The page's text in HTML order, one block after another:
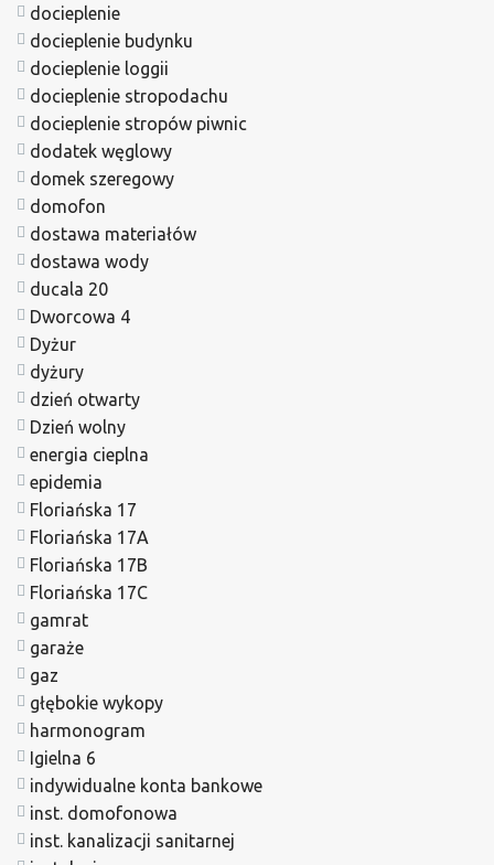
docieplenie
docieplenie budynku
docieplenie loggii
docieplenie stropodachu
docieplenie stropów piwnic
dodatek węglowy
domek szeregowy
domofon
dostawa materiałów
dostawa wody
ducala 20
Dworcowa 4
Dyżur
dyżury
dzień otwarty
Dzień wolny
energia cieplna
epidemia
Floriańska 17
Floriańska 17A
Floriańska 17B
Floriańska 17C
gamrat
garaże
gaz
głębokie wykopy
harmonogram
Igielna 6
indywidualne konta bankowe
inst. domofonowa
inst. kanalizacji sanitarnej